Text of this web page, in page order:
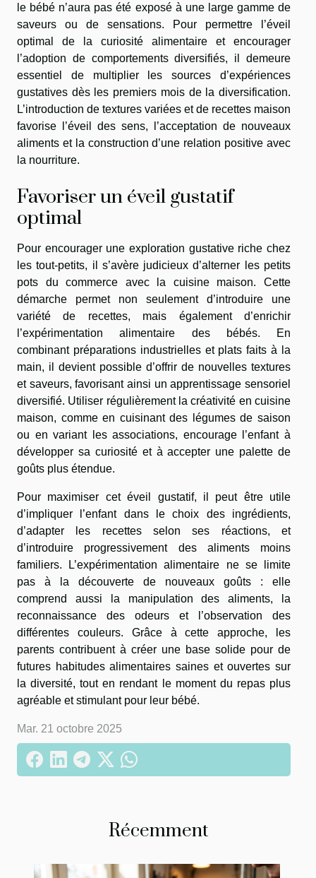
le bébé n’aura pas été exposé à une large gamme de
saveurs ou de sensations. Pour permettre l’éveil
optimal de la curiosité alimentaire et encourager
l’adoption de comportements diversifiés, il demeure
essentiel de multiplier les sources d’expériences
gustatives dès les premiers mois de la diversification.
L’introduction de textures variées et de recettes maison
favorise l’éveil des sens, l’acceptation de nouveaux
aliments et la construction d’une relation positive avec
la nourriture.
Favoriser un éveil gustatif
optimal
Pour encourager une exploration gustative riche chez
les tout-petits, il s’avère judicieux d’alterner les petits
pots du commerce avec la cuisine maison. Cette
démarche permet non seulement d’introduire une
variété de recettes, mais également d’enrichir
l’expérimentation alimentaire des bébés. En
combinant préparations industrielles et plats faits à la
main, il devient possible d’offrir de nouvelles textures
et saveurs, favorisant ainsi un apprentissage sensoriel
diversifié. Utiliser régulièrement la créativité en cuisine
maison, comme en cuisinant des légumes de saison
ou en variant les associations, encourage l’enfant à
développer sa curiosité et à accepter une palette de
goûts plus étendue.
Pour maximiser cet éveil gustatif, il peut être utile
d’impliquer l’enfant dans le choix des ingrédients,
d’adapter les recettes selon ses réactions, et
d’introduire progressivement des aliments moins
familiers. L’expérimentation alimentaire ne se limite
pas à la découverte de nouveaux goûts : elle
comprend aussi la manipulation des aliments, la
reconnaissance des odeurs et l’observation des
différentes couleurs. Grâce à cette approche, les
parents contribuent à créer une base solide pour de
futures habitudes alimentaires saines et ouvertes sur
la diversité, tout en rendant le moment du repas plus
agréable et stimulant pour leur bébé.
Mar. 21 octobre 2025
Récemment